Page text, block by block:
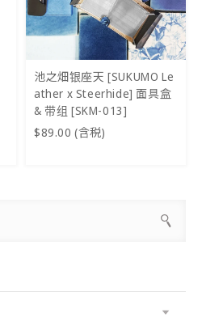
池之畑银座天 [SUKUMO Le
ather x Steerhide] 面具盒
& 带组 [SKM-013]
$89.00 (含税)